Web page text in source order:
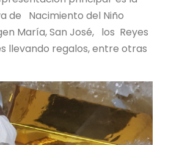
de Nacimiento del Niño
María, San José, los Reyes
llevando regalos, entre otras